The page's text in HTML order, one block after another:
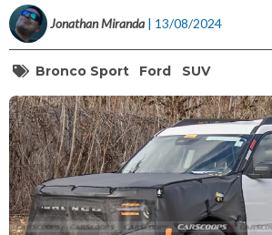
Jonathan Miranda | 13/08/2024
Bronco Sport Ford SUV